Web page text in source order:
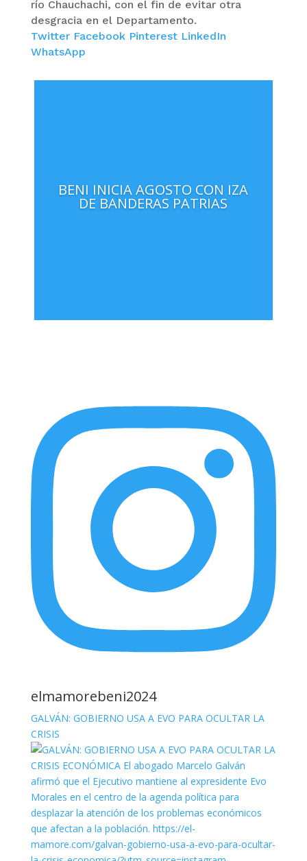
río Chauchachi, con el fin de evitar otra
desgracia en el Departamento.
Twitter Facebook Pinterest LinkedIn
WhatsApp
BENI INICIA AGOSTO CON IZA
DE BANDERAS PATRIAS
elmamorebeni2024
GALVÁN: GOBIERNO USA A EVO PARA OCULTAR LA
CRISIS